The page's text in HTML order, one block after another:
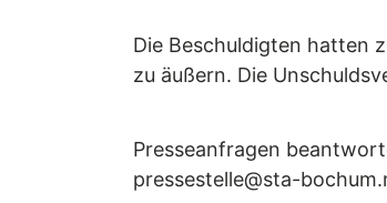
Die Beschuldigten hatten
zu äußern. Die
Presseanfragen
pressestelle@sta-